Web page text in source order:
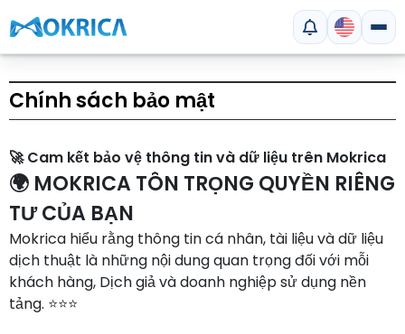
Chính sách bảo mật
🚀 Cam kết bảo vệ thông tin và dữ liệu trên Mokrica
🌍 MOKRICA TÔN TRỌNG QUYỀN RIÊNG
TƯ CỦA BẠN
Mokrica hiểu rằng thông tin cá nhân, tài liệu và dữ liệu
dịch thuật là những nội dung quan trọng đối với mỗi
khách hàng, Dịch giả và doanh nghiệp sử dụng nền
tảng. ⭐⭐⭐